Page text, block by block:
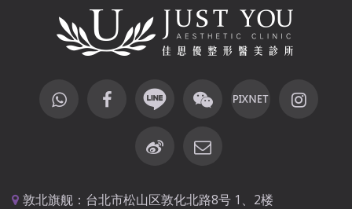
敦北旗舰：台北市松山区敦化北路8号 1、2楼